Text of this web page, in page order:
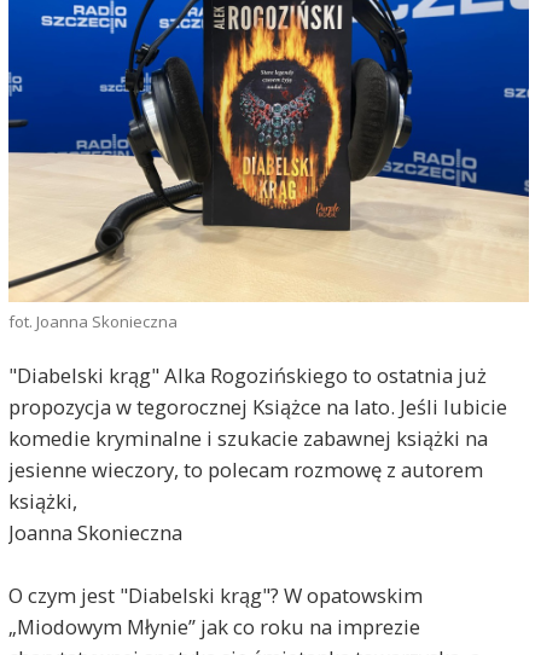
fot. Joanna Skonieczna
"Diabelski krąg" Alka Rogozińskiego to ostatnia już
propozycja w tegorocznej Książce na lato. Jeśli lubicie
komedie kryminalne i szukacie zabawnej książki na
jesienne wieczory, to polecam rozmowę z autorem
książki,
Joanna Skonieczna
O czym jest "Diabelski krąg"? W opatowskim
„Miodowym Młynie” jak co roku na imprezie